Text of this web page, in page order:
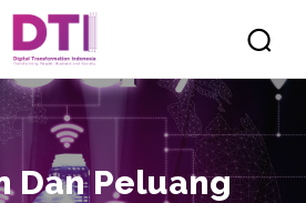
Dan Peluang